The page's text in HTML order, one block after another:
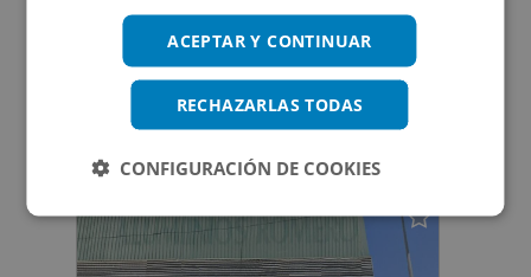
Ver más inmuebles
ACEPTAR Y CONTINUAR
RECHAZARLAS TODAS
CONFIGURACIÓN DE COOKIES